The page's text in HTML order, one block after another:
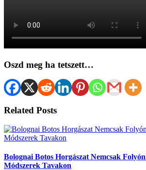
Oszd meg ha tetszett…
Related Posts
Bolognai Botos Horgászat Nemcsak
Módszerek Tavakon